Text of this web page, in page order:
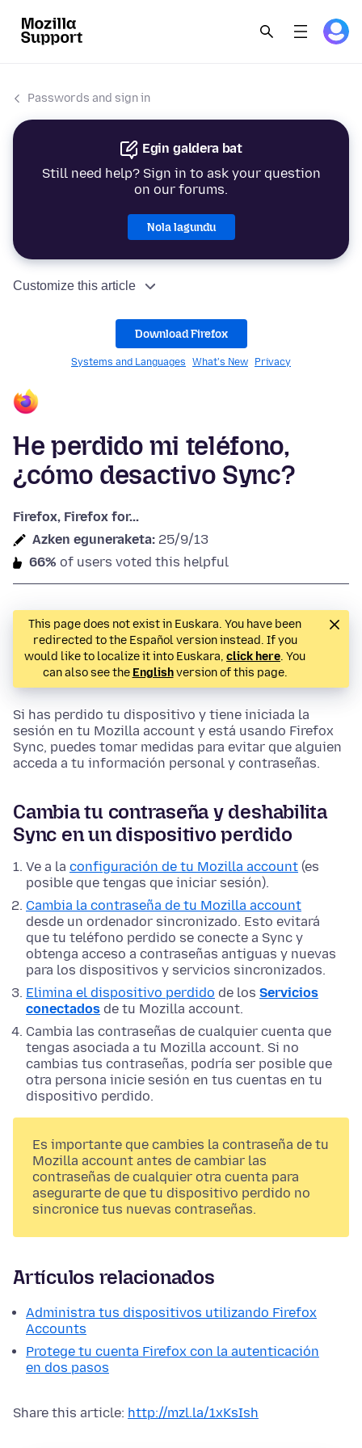
Passwords and sign in
Egin galdera bat
Still need help? Sign in to ask your question
on our forums.
Nola lagundu
Customize this article
Download Firefox
Systems and Languages What's New Privacy
He perdido mi teléfono,
¿cómo desactivo Sync?
Firefox, Firefox for...
Azken eguneraketa: 25/9/13
66% of users voted this helpful
This page does not exist in Euskara. You have been
redirected to the Español version instead. If you
would like to localize it into Euskara, click here. You
can also see the Englishversion of this page.
Si has perdido tu dispositivo y tiene iniciada la
sesión en tu Mozilla account y está usando Firefox
Sync, puedes tomar medidas para evitar que alguien
acceda a tu información personal y contraseñas.
Cambia tu contraseña y deshabilita
Sync en un dispositivo perdido
Ve a la configuración de tu Mozilla account (es
posible que tengas que iniciar sesión).
Cambia la contraseña de tu Mozilla account
desde un ordenador sincronizado. Esto evitará
que tu teléfono perdido se conecte a Sync y
obtenga acceso a contraseñas antiguas y nuevas
para los dispositivos y servicios sincronizados.
Elimina el dispositivo perdido de los Servicios
conectados de tu Mozilla account.
Cambia las contraseñas de cualquier cuenta que
tengas asociada a tu Mozilla account. Si no
cambias tus contraseñas, podría ser posible que
otra persona inicie sesión en tus cuentas en tu
dispositivo perdido.
Es importante que cambies la contraseña de tu
Mozilla account antes de cambiar las
contraseñas de cualquier otra cuenta para
asegurarte de que tu dispositivo perdido no
sincronice tus nuevas contraseñas.
Artículos relacionados
Administra tus dispositivos utilizando Firefox
Accounts
Protege tu cuenta Firefox con la autenticación
en dos pasos
Share this article: http://mzl.la/1xKsIsh